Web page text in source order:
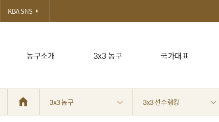
농구소개 3x3 농구 국가대표
KBA SNS
3x3 농구 3x3 선수랭킹